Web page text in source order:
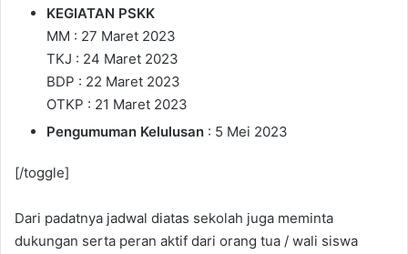
KEGIATAN PSKK
MM : 27 Maret 2023
TKJ : 24 Maret 2023
BDP : 22 Maret 2023
OTKP : 21 Maret 2023
Pengumuman Kelulusan : 5 Mei 2023
[/toggle]
Dari padatnya jadwal diatas sekolah juga meminta
dukungan serta peran aktif dari orang tua / wali siswa